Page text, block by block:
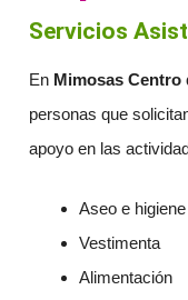
Servicios
En Mimosas Centro
personas que
apoyo en las
Aseo e
Vestimenta
Alimentación